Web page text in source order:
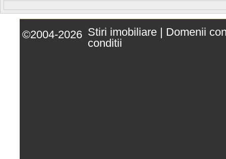
©2004-2026 Stiri imobiliare | Domenii
conditii